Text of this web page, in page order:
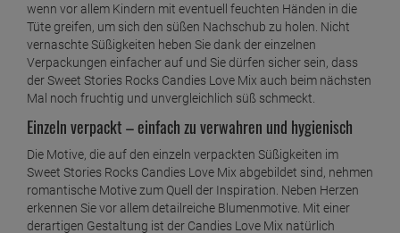
wenn vor allem Kindern mit eventuell feuchten Händen in die
Tüte greifen, um sich den süßen Nachschub zu holen. Nicht
vernaschte Süßigkeiten heben Sie dank der einzelnen
Verpackungen einfacher auf und Sie dürfen sicher sein, dass
der Sweet Stories Rocks Candies Love Mix auch beim nächsten
Mal noch fruchtig und unvergleichlich süß schmeckt.
Einzeln verpackt – einfach zu verwahren und hygienisch
Die Motive, die auf den einzeln verpackten Süßigkeiten im
Sweet Stories Rocks Candies Love Mix abgebildet sind, nehmen
romantische Motive zum Quell der Inspiration. Neben Herzen
erkennen Sie vor allem detailreiche Blumenmotive. Mit einer
derartigen Gestaltung ist der Candies Love Mix natürlich